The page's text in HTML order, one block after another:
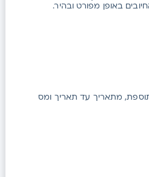
באופן מפורט ובהיר.
מתאריך עד תאריך ומס